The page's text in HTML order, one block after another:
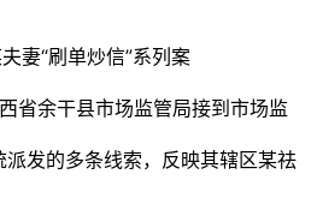
妻“刷单炒信”系列案
省余干县市场监管局接到市场监
发的多条线索，反映其辖区某祛